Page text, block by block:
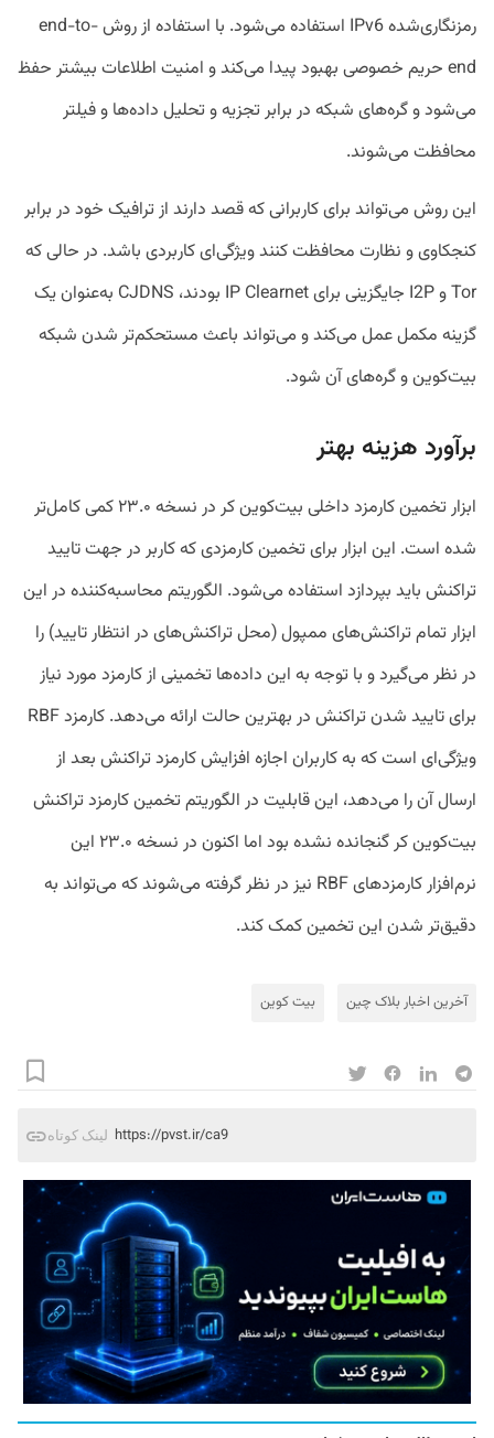
رمزنگاری‌شده IPv6 استفاده می‌شود. با استفاده از روش end-to-
end حریم خصوصی بهبود پیدا می‌کند و امنیت اطلاعات بیشتر حفظ
می‌شود و گره‌های شبکه در برابر تجزیه و تحلیل داده‌ها و فیلتر
محافظت می‌شوند.
این روش می‌تواند برای کاربرانی که قصد دارند از ترافیک خود در برابر
کنجکاوی و نظارت محافظت کنند ویژگی‌ای کاربردی باشد. در حالی که
Tor و I2P جایگزینی برای IP Clearnet بودند، CJDNS به‌عنوان یک
گزینه مکمل عمل می‌کند و می‌تواند باعث مستحکم‌تر شدن شبکه
بیت‌کوین و گره‌های آن شود.
برآورد هزینه بهتر
ابزار تخمین کارمزد داخلی بیت‌کوین کر در نسخه ۲۳.۰ کمی کامل‌تر
شده است. این ابزار برای تخمین کارمزدی که کاربر در جهت تایید
تراکنش باید بپردازد استفاده می‌شود. الگوریتم محاسبه‌کننده در این
ابزار تمام تراکنش‌های ممپول (محل تراکنش‌های در انتظار تایید) را
در نظر می‌گیرد و با توجه به این داده‌ها تخمینی از کارمزد مورد نیاز
برای تایید شدن تراکنش در بهترین حالت ارائه می‌دهد. کارمزد RBF
ویژگی‌ای است که به کاربران اجازه افزایش کارمزد تراکنش بعد از
ارسال آن را می‌دهد، این قابلیت در الگوریتم تخمین کارمزد تراکنش
بیت‌کوین کر گنجانده نشده بود اما اکنون در نسخه ۲۳.۰ این
نرم‌افزار کارمزد‌های RBF نیز در نظر گرفته می‌شوند که می‌تواند به
دقیق‌تر شدن این تخمین کمک کند.
آخرین اخبار بلاک‌ چین بیت کوین
لینک کوتاه https://pvst.ir/ca9